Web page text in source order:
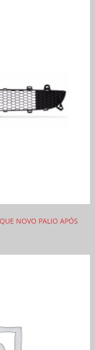
NOVO PALIO APÓS